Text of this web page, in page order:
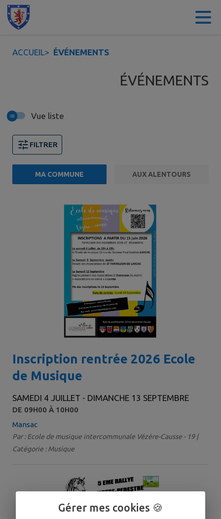
Contenu
ACCUEIL> ÉVÉNEMENTS
ÉVÉNEMENTS
Vue liste
FILTRER
MA COMMUNE AUX ALENTOURS
Inscription rentrée 2026 Ecole
de Musique
SAMEDI 4 JUILLET - DIMANCHE 13 SEPTEMBRE
DE 09H00 À 10H00
Mansac
Par : Ecole de musique intercommunale Vézère-Causse - 19 |
Catégorie : Musique
Gérer mes cookies 🍪